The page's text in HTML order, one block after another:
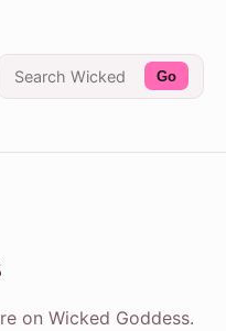
Go
on Wicked Goddess.